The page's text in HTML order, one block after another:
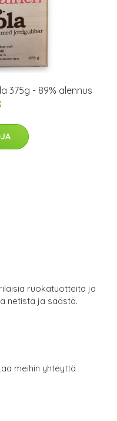
375g - 89% alennus
ruokatuotteita ja
netistä ja säästä.
meihin yhteyttä